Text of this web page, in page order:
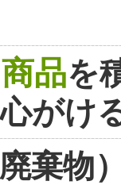
品を
がけ
棄物